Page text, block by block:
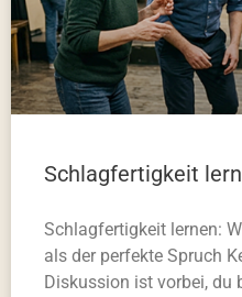
Schlagfertigkeit
Schlagfertigkeit lernen:
als der perfekte Spruch
Diskussion ist vorbei, du